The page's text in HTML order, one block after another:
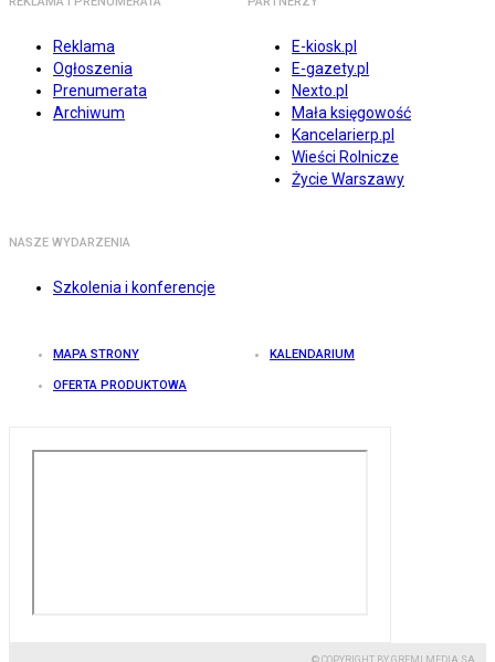
Reklama
Ogłoszenia
Prenumerata
Archiwum
E-kiosk.pl
E-gazety.pl
Nexto.pl
Mała księgowość
Kancelarierp.pl
Wieści Rolnicze
Życie Warszawy
NASZE WYDARZENIA
Szkolenia i konferencje
MAPA STRONY KALENDARIUM
OFERTA PRODUKTOWA